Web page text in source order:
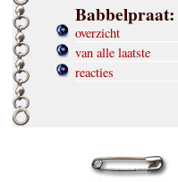
Babbelpraat:
overzicht
van alle laatste
reacties